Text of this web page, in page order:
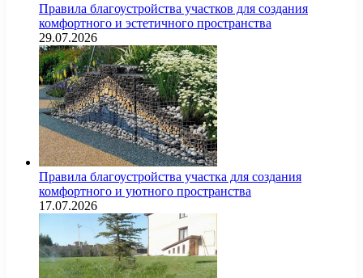
Правила благоустройства участков для создания
комфортного и эстетичного пространства
29.07.2026
Правила благоустройства участка для создания
комфортного и уютного пространства
17.07.2026